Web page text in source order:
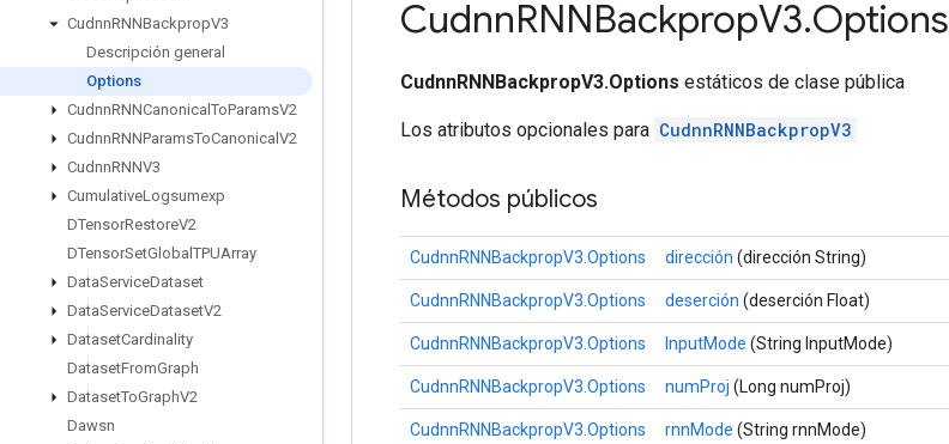
CudnnRNNBackpropV3
Descripción general
Options
CudnnRNNCanonical ToParamsV2
CudnnRNNParamsToCanonical V2
CudnnRNNV3
CumulativeLogsumexp
DTensorRestoreV2
DTensorSetGlobal TPUArray
DataServiceDataset
DataServiceDatasetV2
DatasetCardinality
DatasetFromGraph
DatasetToGraphV2
Dawsn
CudnnRNNBackpropV3.Options
CudnnRNNBackpropV3.Options estáticos de clase pública
Los atributos opcionales para CudnnRNNBackpropV3
Métodos públicos
CudnnRNNBackpropV3.Options dirección (dirección String)
CudnnRNNBackpropV3.Options deserción (deserción Float)
CudnnRNNBackpropV3.Options InputMode (String InputMode)
CudnnRNNBackpropV3.Options numProj (Long numProj)
CudnnRNNBackpropV3.Options rnnMode (String rnnMode)